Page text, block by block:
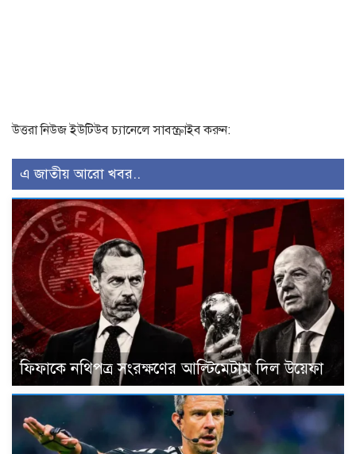
উত্তরা নিউজ ইউটিউব চ্যানেলে সাবস্ক্রাইব করুন:
এ জাতীয় আরো খবর..
ফিফাকে নথিপত্র সংরক্ষণের আল্টিমেটাম দিল উয়েফা